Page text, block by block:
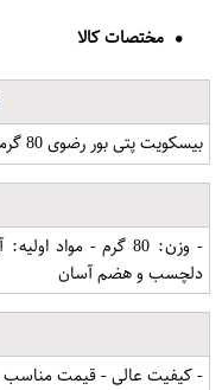
مختصات کالا
بیسکویت پتی بور رضوی 80 گرمی
- وزن: 80 گرم - مواد
دلچسب و هضم آسان
- کیفیت عالی - قیمت مناسب -